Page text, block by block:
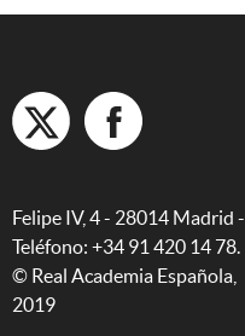
Felipe IV, 4 - 28014 Madrid -
Teléfono: +34 91 420 14 78.
© Real Academia Española,
2019